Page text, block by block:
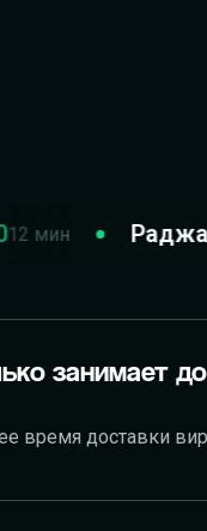
RP Раджаб
занимает
время доставки